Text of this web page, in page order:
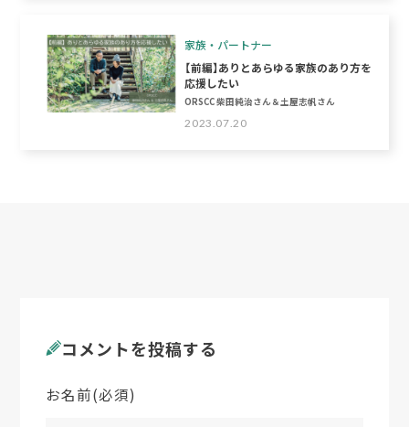
家族・パートナー
2023.07.20
【前編】ありとあらゆる家族のあり方を
応援したい
ORSCC 柴田純治さん＆土屋志帆さん
コメントを投稿する
お名前(必須)